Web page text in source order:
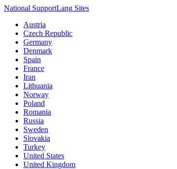
National SupportLang Sites
Austria
Czech Republic
Germany
Denmark
Spain
France
Iran
Lithuania
Norway
Poland
Romania
Russia
Sweden
Slovakia
Turkey
United States
United Kingdom